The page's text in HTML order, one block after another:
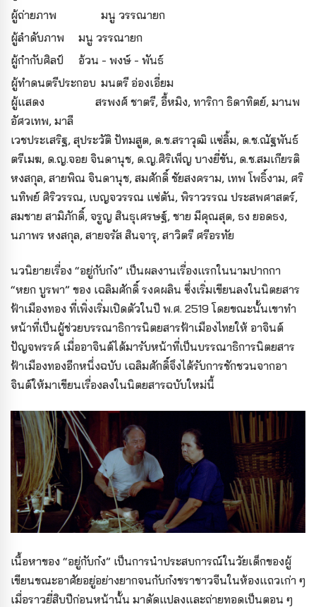
ผู้ถ่ายภาพ
มนู วรรณายก
ผู้ลำดับภาพ
มนู วรรณายก
ผู้กำกับศิลป์
อ้วน - พงษ์ - พันธ์
ผู้ทำดนตรีประกอบ มนตรี อ่องเอี่ยม
ผู้แสดง สรพงศ์ ชาตรี, อี้หมิง, ทาริกา ธิดาทิตย์, มานพ
อัศวเทพ, มาลี
เวชประเสริฐ, สุประวัติ ปัทมสูต, ด.ช.สราวุฒิ แซ่ลิ้ม, ด.ช.ณัฐพันธ์
ตรีเมฆ, ด.ญ.จอย จินดานุช, ด.ญ.ศิริเพ็ญ บางยี่ขัน, ด.ช.สมเกียรติ
หงสกุล, สายพิณ จินดานุช, สมศักดิ์ ชัยสงคราม, เทพ โพธิ์งาม, ศริ
นทิพย์ ศิริวรรณ, เบญจวรรณ แซ่ตัน, พิราวรรณ ประสพศาสตร์,
สมชาย สามิภักดิ์, จรูญ สินธุเศรษฐ์, ชาย มีคุณสุต, ธง ยอดธง,
นภาพร หงสกุล, สายจรัส สินจารุ, สาวิตรี ศรีอรทัย
นวนิยายเรื่อง “อยู่กับก๋ง” เป็นผลงานเรื่องแรกในนามปากกา
“หยก บูรพา” ของ เฉลิมศักดิ์ รงคผลิน ซึ่งเริ่มเขียนลงในนิตยสาร
ฟ้าเมืองทอง ที่เพิ่งเริ่มเปิดตัวในปี พ.ศ. 2519 โดยขณะนั้นเขาทำ
หน้าที่เป็นผู้ช่วยบรรณาธิการนิตยสารฟ้าเมืองไทยให้ อาจินต์
ปัญจพรรค์ เมื่ออาจินต์ได้มารับหน้าที่เป็นบรรณาธิการนิตยสาร
ฟ้าเมืองทองอีกหนึ่งฉบับ เฉลิมศักดิ์จึงได้รับการชักชวนจากอา
จินต์ให้มาเขียนเรื่องลงในนิตยสารฉบับใหม่นี้
เนื้อหาของ “อยู่กับก๋ง” เป็นการนำประสบการณ์ในวัยเด็กของผู้
เขียนขณะอาศัยอยู่อย่างยากจนกับก๋งชราชาวจีนในห้องแถวเก่า ๆ
เมื่อราวยี่สิบปีก่อนหน้านั้น มาดัดแปลงและถ่ายทอดเป็นตอน ๆ